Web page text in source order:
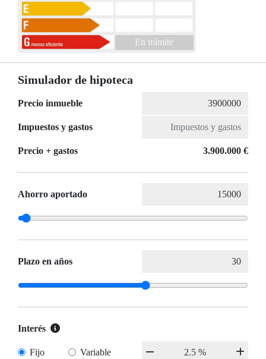
En trámite
Simulador de hipoteca
Precio inmueble
Impuestos y gastos
Precio + gastos 3.900.000 €
Ahorro aportado
Plazo en años
Interés
Fijo Variable